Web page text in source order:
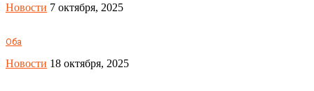
Новости 7 октября, 2025
Оба
Новости 18 октября, 2025